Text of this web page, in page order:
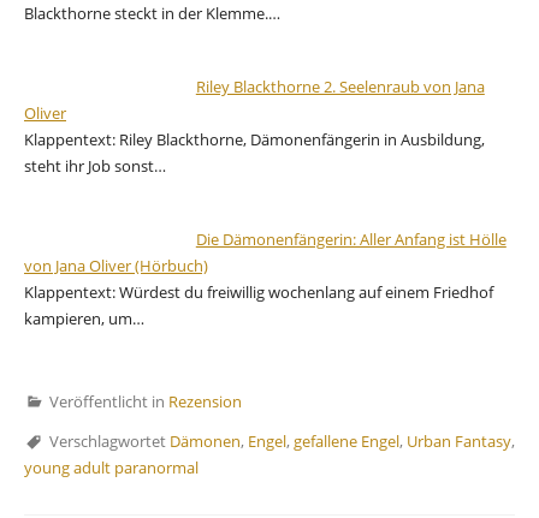
Blackthorne steckt in der Klemme.…
Riley Blackthorne 2. Seelenraub von Jana
Oliver
Klappentext: Riley Blackthorne, Dämonenfängerin in Ausbildung,
steht ihr Job sonst…
Die Dämonenfängerin: Aller Anfang ist Hölle
von Jana Oliver (Hörbuch)
Klappentext: Würdest du freiwillig wochenlang auf einem Friedhof
kampieren, um…
Veröffentlicht in Rezension
Verschlagwortet Dämonen, Engel,gefallene Engel, Urban Fantasy,
young adult paranormal